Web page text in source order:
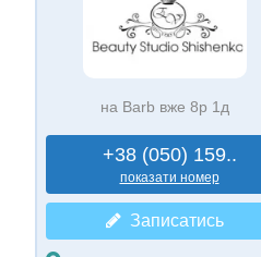
на Barb вже 8р 1д
+38 (050) 159..
показати номер
Записатись